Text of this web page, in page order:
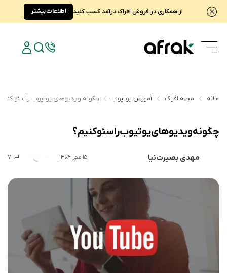
از همکاری در فروش افراک درآمد کسب کنید اطلاعات بیشتر
خانه مجله افراک آموزش یوتیوب چگونه ویدیوهای یوتیوب را سئو
چگونه ویدیوهای یوتیوب را سئو کنیم؟
مهدی بصیرت‌نیا 15 مهر 1404